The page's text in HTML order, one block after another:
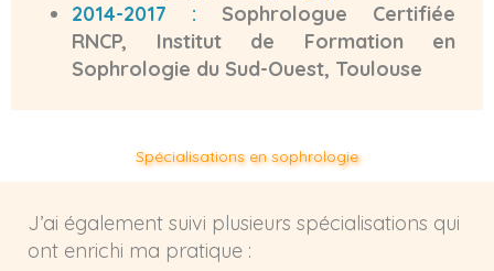
2014-2017 : Sophrologue Certifiée
RNCP, Institut de Formation en
Sophrologie du Sud-Ouest, Toulouse
Spécialisations en sophrologie
J’ai également suivi plusieurs spécialisations qui
ont enrichi ma pratique :